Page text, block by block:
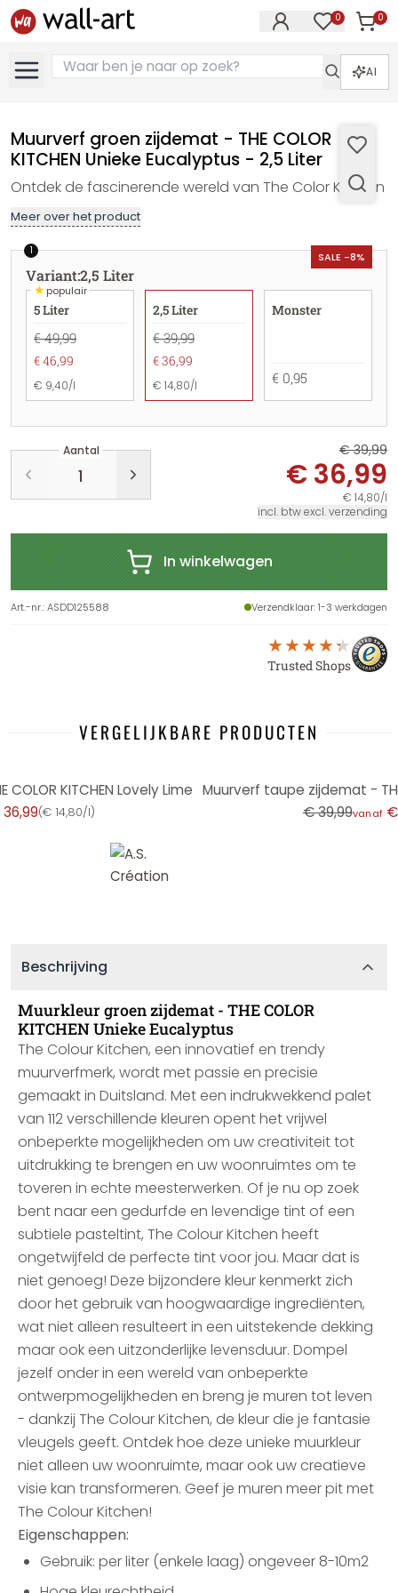
0 0
AI
Muurverf groen zijdemat - THE COLOR
KITCHEN Unieke Eucalyptus - 2,5 Liter
Ontdek de fascinerende wereld van The Color Kitchen
Meer over het product
SALE -8%
1
Variant:2,5 Liter
★populair
5 Liter
€ 49,99
€ 46,99
€ 9,40/l
2,5 Liter
€ 39,99
€ 36,99
€ 14,80/l
Monster
€ 0,95
Aantal € 39,99
€ 36,99
€ 14,80/l
incl. btw excl. verzending
In winkelwagen
Art.-nr.:ASDD125588 Verzendklaar: 1-3 werkdagen
Trusted Shops
VERGELIJKBARE PRODUCTEN
KITCHEN Lovely Lime
(€ 14,80/l)
Muurverf taupe zijdemat -
€ 39,99vanaf
Beschrijving
Muurkleur groen zijdemat - THE COLOR
KITCHEN Unieke Eucalyptus
The Colour Kitchen, een innovatief en trendy
muurverfmerk, wordt met passie en precisie
gemaakt in Duitsland. Met een indrukwekkend palet
van 112 verschillende kleuren opent het vrijwel
onbeperkte mogelijkheden om uw creativiteit tot
uitdrukking te brengen en uw woonruimtes om te
toveren in echte meesterwerken. Of je nu op zoek
bent naar een gedurfde en levendige tint of een
subtiele pasteltint, The Colour Kitchen heeft
ongetwijfeld de perfecte tint voor jou. Maar dat is
niet genoeg! Deze bijzondere kleur kenmerkt zich
door het gebruik van hoogwaardige ingrediënten,
wat niet alleen resulteert in een uitstekende dekking
maar ook een uitzonderlijke levensduur. Dompel
jezelf onder in een wereld van onbeperkte
ontwerpmogelijkheden en breng je muren tot leven
- dankzij The Colour Kitchen, de kleur die je fantasie
vleugels geeft. Ontdek hoe deze unieke muurkleur
niet alleen uw woonruimte, maar ook uw creatieve
visie kan transformeren. Geef je muren meer pit met
The Colour Kitchen!
Eigenschappen:
Gebruik: per liter (enkele laag) ongeveer 8-10m2